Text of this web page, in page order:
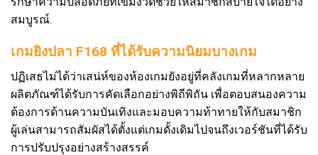
สมบูรณ์.
เกมยิงปลา F168 ที่ได้รับความนิยมบางเกม
ปฏิเสธไม่ได้ว่าเสน่ห์ของห้องเกมยังอยู่ที่คลังเกมที่หลากหลาย
ผลิตภัณฑ์ได้รับการคัดเลือกอย่างพิถีพิถัน เพื่อตอบสนองความ
ต้องการด้านความบันเทิงและมอบความท้าทายให้กับสมาชิก
ผู้เล่นสามารถสัมผัสได้ตั้งแต่เกมดั้งเดิมไปจนถึงเวอร์ชันที่ได้รับ
การปรับปรุงอย่างสร้างสรรค์